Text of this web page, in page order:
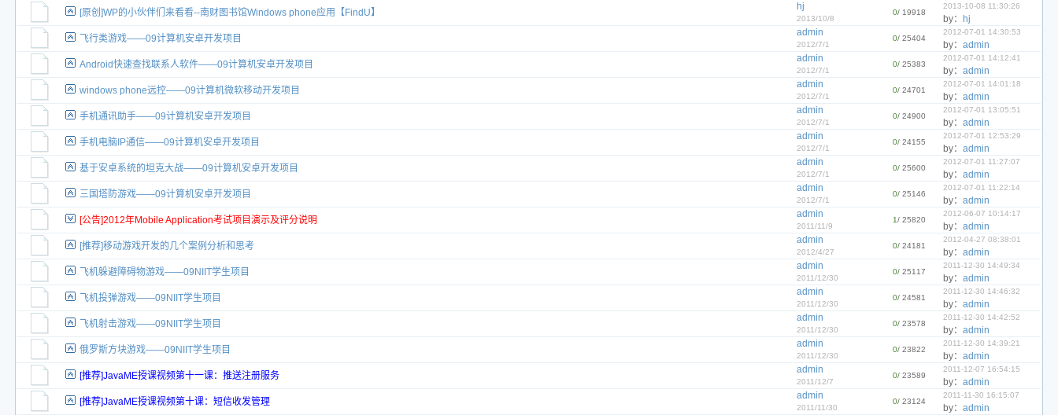
新小字报[原创]WP的小伙伴们来看看--南财图书馆Windows phone应用【FindU】
hj
2013/10/8
0/ 19918
2013-10-08 11:30:26
by：
hj
飞行类游戏——09计算机安卓开发项目
admin
2012/7/1
0/ 25404
2012-07-01 14:30:53
by：admin
Android快速查找联系人软件——09计算机安卓开发项目
admin
2012/7/1
0/ 25383
2012-07-01 14:12:41
by：admin
windows phone远控——09计算机微软移动开发项目
admin
2012/7/1
0/ 24701
2012-07-01 14:01:18
by：admin
手机通讯助手——09计算机安卓开发项目
admin
2012/7/1
0/ 24900
2012-07-01 13:05:51
by：admin
手机电脑IP通信——09计算机安卓开发项目
admin
2012/7/1
0/ 24155
2012-07-01 12:53:29
by：admin
基于安卓系统的坦克大战——09计算机安卓开发项目
admin
2012/7/1
0/ 25600
2012-07-01 11:27:07
by：admin
三国塔防游戏——09计算机安卓开发项目
admin
2012/7/1
0/ 25146
2012-07-01 11:22:14
by：admin
[公告]2012年Mobile Application考试项目演示及评分说明
admin
2011/11/9
1/ 25820
2012-06-07 10:14:17
by：admin
[推荐]移动游戏开发的几个案例分析和思考
admin
2012/4/27
0/ 24181
2012-04-27 08:38:01
by：admin
飞机躲避障碍物游戏——09NIIT学生项目
admin
2011/12/30
0/ 25117
2011-12-30 14:49:34
by：admin
飞机投弹游戏——09NIIT学生项目
admin
2011/12/30
0/ 24581
2011-12-30 14:46:32
by：admin
飞机射击游戏——09NIIT学生项目
admin
2011/12/30
0/ 23578
2011-12-30 14:42:52
by：admin
俄罗斯方块游戏——09NIIT学生项目
admin
2011/12/30
0/ 23822
2011-12-30 14:39:21
by：admin
[推荐]JavaME授课视频第十一课：推送注册服务
admin
2011/12/7
0/ 23589
2011-12-07 16:54:15
by：admin
[推荐]JavaME授课视频第十课：短信收发管理
admin
2011/11/30
0/ 23124
2011-11-30 16:15:07
by：admin